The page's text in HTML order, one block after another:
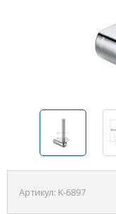
Артикул: K-6897